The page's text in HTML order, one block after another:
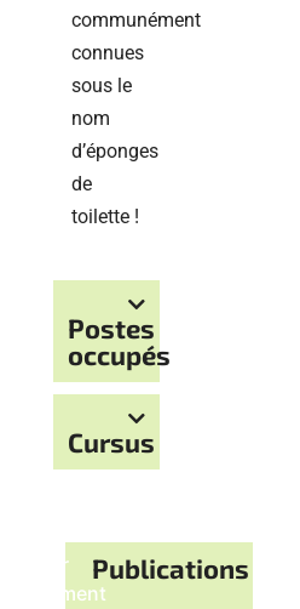
communément
connues
sous le
nom
d’éponges
de
toilette !
Postes
occupés
Cursus
Publications
Voir
uniquement